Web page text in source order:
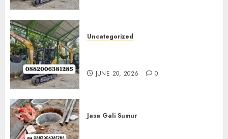
Uncategorized
JUNE 20, 2026 0
Jasa Gali Sumur